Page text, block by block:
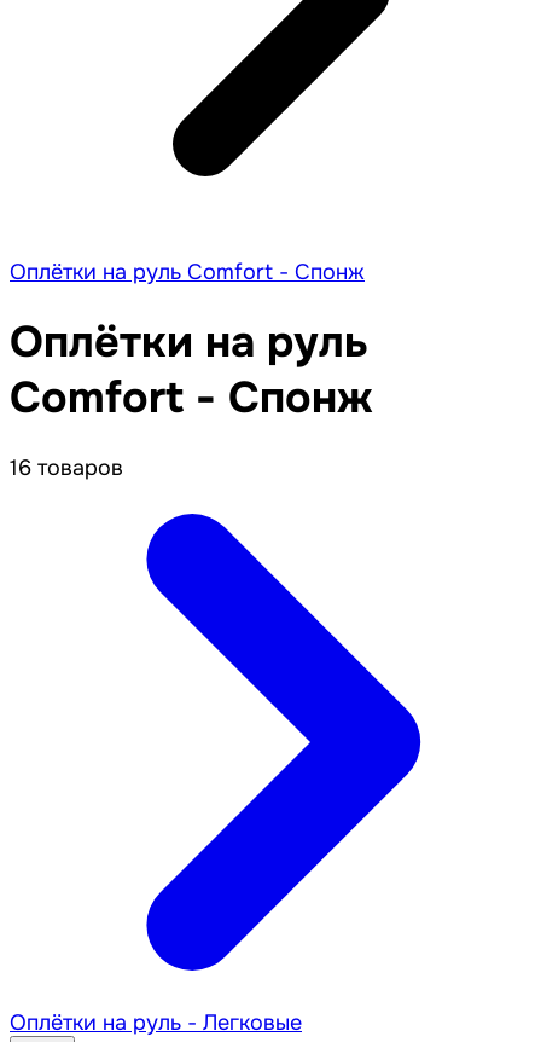
Оплётки на руль Comfort - Спонж
Оплётки на руль
Comfort - Спонж
16 товаров
Оплётки на руль - Легковые